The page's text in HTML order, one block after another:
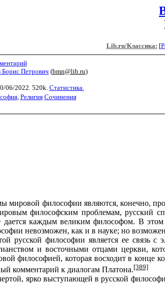
Lib.ru/Классика: [
Петрович (bmn@lib.ru)
06/2022. 520k. Статистика.
, Религия Сочинения
мировой философии являются, конечно,
философским проблемам, русский
дается каждым великим философом. В
невозможен, как и в науке; но
русской философии является ее связь с
и восточными отцами церкви,
философией, которая восходит в конце
комментарий к диалогам Платона.[389]
ярко выступающей в русской